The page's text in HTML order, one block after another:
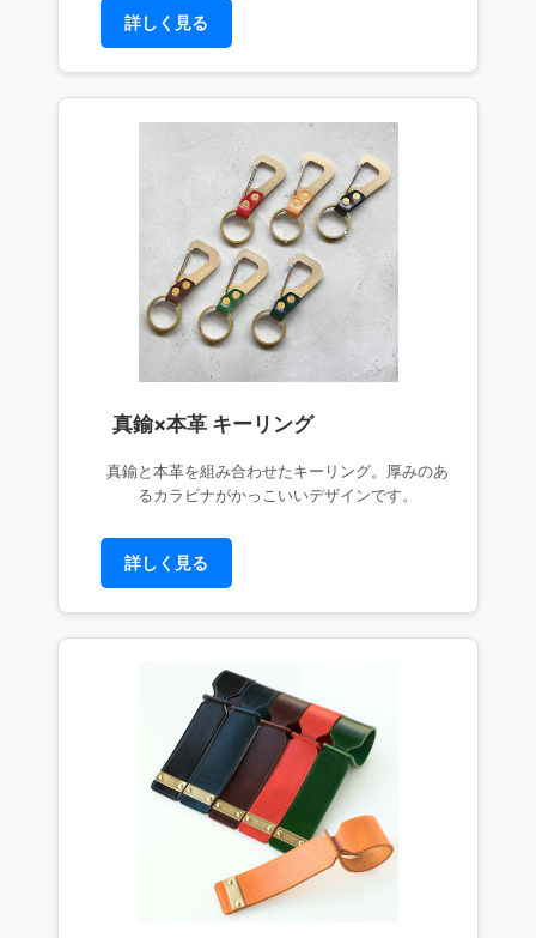
詳しく見る
真鍮×本革 キーリング
真鍮と本革を組み合わせたキーリング。厚みのあ
るカラビナがかっこいいデザインです。
詳しく見る